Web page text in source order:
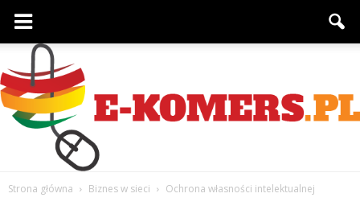
Strona główna Biznes w sieci Ochrona własności intelektualnej